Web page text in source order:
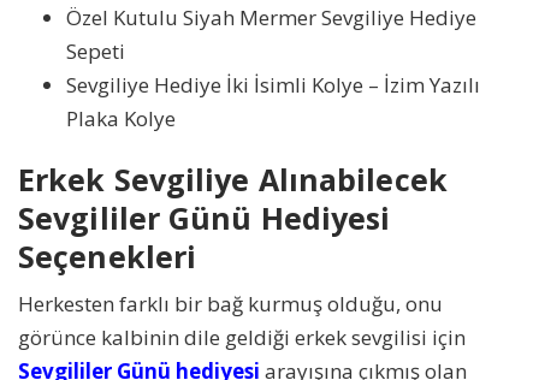
Özel Kutulu Siyah Mermer Sevgiliye Hediye
Sepeti
Sevgiliye Hediye İki İsimli Kolye – İzim Yazılı
Plaka Kolye
Erkek Sevgiliye Alınabilecek
Sevgililer Günü Hediyesi
Seçenekleri
Herkesten farklı bir bağ kurmuş olduğu, onu
görünce kalbinin dile geldiği erkek sevgilisi için
Sevgililer Günü hediyesi arayışına çıkmış olan